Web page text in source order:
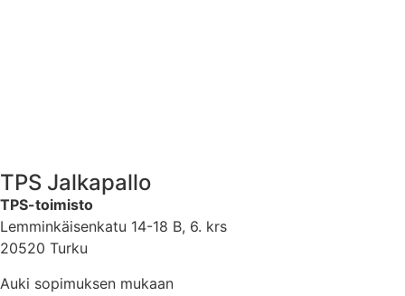
TPS Jalkapallo
TPS-toimisto
Lemminkäisenkatu 14-18 B, 6. krs
20520 Turku
Auki sopimuksen mukaan